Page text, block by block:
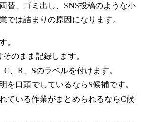
替、ゴミ出し、SNS投稿のような小
では詰まりの原因になります。
。
のまま記録します。
、R、Sのラベルを付けます。
を口頭でしているならS候補です。
ている作業がまとめられるならC候